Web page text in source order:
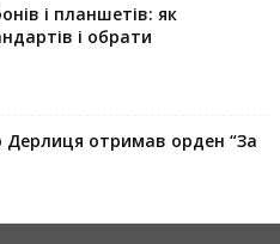
і планшетів: як
і обрати
отримав орден “За